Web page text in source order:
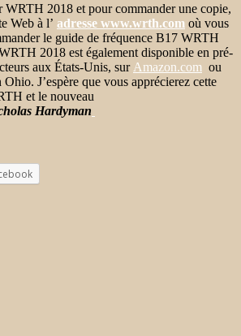
WRTH 2018 et pour commander une copie,
Web à l’ adresse www.wrth.com où vous
le guide de fréquence B17 WRTH
2018 est également disponible en pré-
aux États-Unis, sur Amazon.com ou
Ohio. J’espère que vous apprécierez cette
et le nouveau
Hardyman